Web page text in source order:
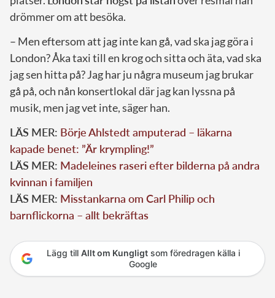
drömmer om att besöka.
– Men eftersom att jag inte kan gå, vad ska jag göra i
London? Åka taxi till en krog och sitta och äta, vad ska
jag sen hitta på? Jag har ju några museum jag brukar
gå på, och nån konsertlokal där jag kan lyssna på
musik, men jag vet inte, säger han.
LÄS MER: Börje Ahlstedt amputerad – läkarna
kapade benet: ”Är krympling!”
LÄS MER: Madeleines raseri efter bilderna på andra
kvinnan i familjen
LÄS MER: Misstankarna om Carl Philip och
barnflickorna – allt bekräftas
Lägg till Allt om Kungligtsom föredragen källa i
Google